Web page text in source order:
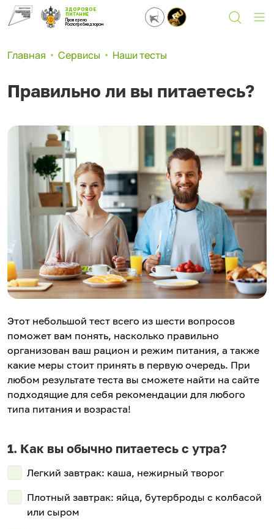
ЗДОРОВОЕ
ПИТАНИЕ
Проверено
Роспотребнадзором
Главная Сервисы Наши тесты
Правильно ли вы питаетесь?
Этот небольшой тест всего из шести вопросов
поможет вам понять, насколько правильно
организован ваш рацион и режим питания, а также
какие меры стоит принять в первую очередь. При
любом результате теста вы сможете найти на сайте
подходящие для себя рекомендации для любого
типа питания и возраста!
Как вы обычно питаетесь с утра?
Легкий завтрак: каша, нежирный творог
Плотный завтрак: яйца, бутерброды с колбасой
или сыром